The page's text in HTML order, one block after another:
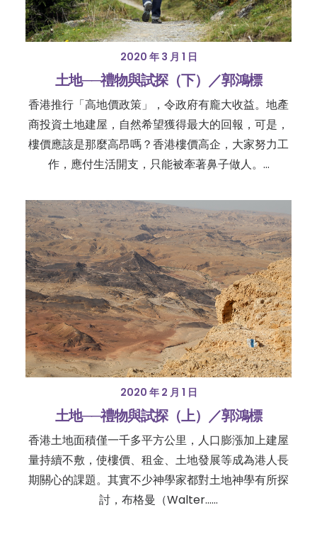
2020 年 3 月 1 日
土地──禮物與試探（下）／郭鴻標
香港推行「高地價政策」，令政府有龐大收益。地產
商投資土地建屋，自然希望獲得最大的回報，可是，
樓價應該是那麼高昂嗎？香港樓價高企，大家努力工
作，應付生活開支，只能被牽著鼻子做人。…
2020 年 2 月 1 日
土地──禮物與試探（上）／郭鴻標
香港土地面積僅一千多平方公里，人口膨漲加上建屋
量持續不敷，使樓價、租金、土地發展等成為港人長
期關心的課題。其實不少神學家都對土地神學有所探
討，布格曼（Walter……